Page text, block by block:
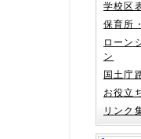
学校区
保育所
ローン
ン
国土庁
お役立
リンク